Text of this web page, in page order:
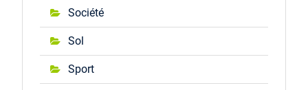
Société
Sol
Sport